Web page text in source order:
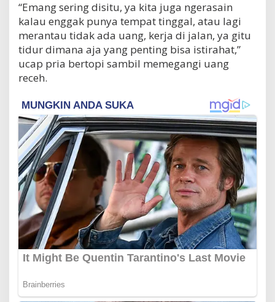
“Emang sering disitu, ya kita juga ngerasain
kalau enggak punya tempat tinggal, atau lagi
merantau tidak ada uang, kerja di jalan, ya gitu
tidur dimana aja yang penting bisa istirahat,”
ucap pria bertopi sambil memegangi uang
receh.